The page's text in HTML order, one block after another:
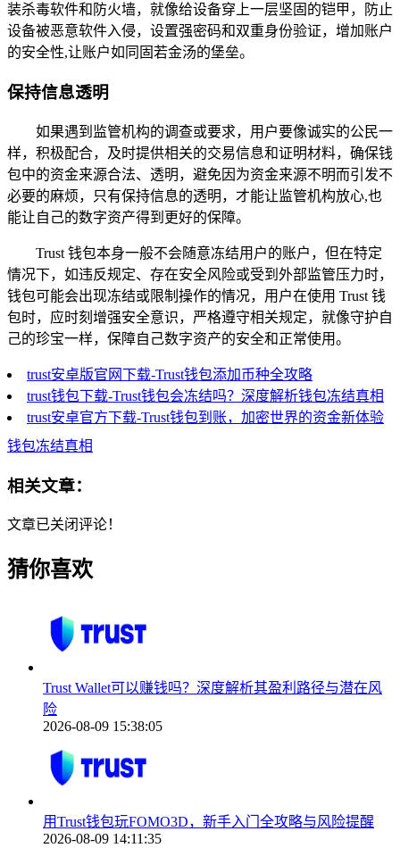
装杀毒软件和防火墙，就像给设备穿上一层坚固的铠甲，防止
设备被恶意软件入侵，设置强密码和双重身份验证，增加账户
的安全性,让账户如同固若金汤的堡垒。
保持信息透明
如果遇到监管机构的调查或要求，用户要像诚实的公民一
样，积极配合，及时提供相关的交易信息和证明材料，确保钱
包中的资金来源合法、透明，避免因为资金来源不明而引发不
必要的麻烦，只有保持信息的透明，才能让监管机构放心,也
能让自己的数字资产得到更好的保障。
Trust 钱包本身一般不会随意冻结用户的账户，但在特定
情况下，如违反规定、存在安全风险或受到外部监管压力时，
钱包可能会出现冻结或限制操作的情况，用户在使用 Trust 钱
包时，应时刻增强安全意识，严格遵守相关规定，就像守护自
己的珍宝一样，保障自己数字资产的安全和正常使用。
trust安卓版官网下载-Trust钱包添加币种全攻略
trust钱包下载-Trust钱包会冻结吗？深度解析钱包冻结真相
trust安卓官方下载-Trust钱包到账，加密世界的资金新体验
钱包冻结真相
相关文章：
文章已关闭评论！
猜你喜欢
Trust Wallet可以赚钱吗？深度解析其盈利路径与潜在风
险
2026-08-09 15:38:05
用Trust钱包玩FOMO3D，新手入门全攻略与风险提醒
2026-08-09 14:11:35